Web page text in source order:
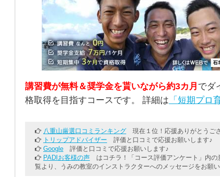
講習費が無料＆奨学金を貰いながら約3カ月 でダ
格取得を目指すコースです。 詳細は 「短期プロ
八重山厳選口コミランキング 現在１位！応援ありがとうご
トリップアドバイザー 評価と口コミで応援お願いします♪
Google 評価と口コミで応援お願いします♪
PADIお客様の声 はコチラ！「コース評価アンケート」内の
覧より、うみの教室のインストラクターへのメッセージをお願